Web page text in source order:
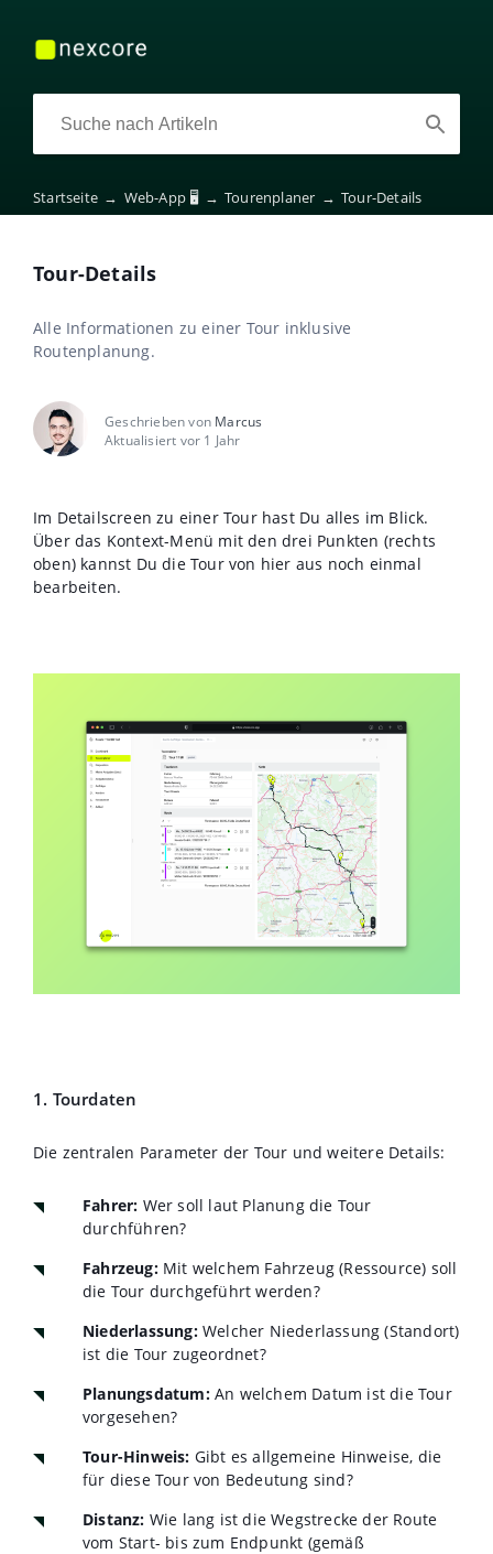
Startseite → Web-App 🖥️ → Tourenplaner → Tour-Details
Tour-Details
Alle Informationen zu einer Tour inklusive
Routenplanung.
Geschrieben von Marcus
Aktualisiert vor 1 Jahr
Im Detailscreen zu einer Tour hast Du alles im Blick.
Über das Kontext-Menü mit den drei Punkten (rechts
oben) kannst Du die Tour von hier aus noch einmal
bearbeiten.
1. Tourdaten
Die zentralen Parameter der Tour und weitere Details:
Fahrer: Wer soll laut Planung die Tour
durchführen?
Fahrzeug:Mit welchem Fahrzeug (Ressource) soll
die Tour durchgeführt werden?
Niederlassung:Welcher Niederlassung (Standort)
ist die Tour zugeordnet?
Planungsdatum:An welchem Datum ist die Tour
vorgesehen?
Tour-Hinweis: Gibt es allgemeine Hinweise, die
für diese Tour von Bedeutung sind?
Distanz: Wie lang ist die Wegstrecke der Route
vom Start- bis zum Endpunkt (gemäß